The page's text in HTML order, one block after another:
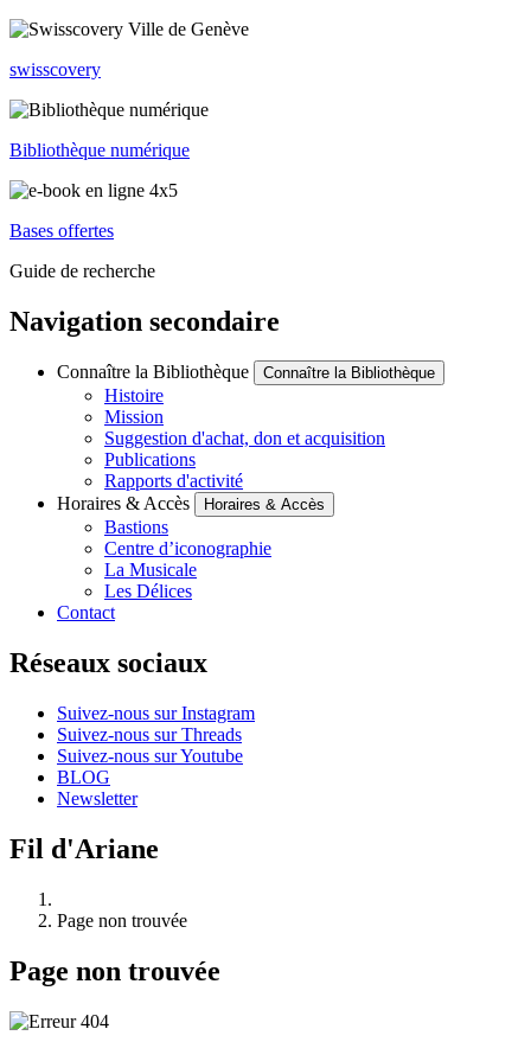
swisscovery
Bibliothèque numérique
Bases offertes
Guide de recherche
Navigation secondaire
Connaître la Bibliothèque Connaître la Bibliothèque
Histoire
Mission
Suggestion d'achat, don et acquisition
Publications
Rapports d'activité
Horaires & Accès
Horaires & Accès
Bastions
Centre d’iconographie
La Musicale
Les Délices
Contact
Réseaux sociaux
Suivez-nous sur Instagram
Suivez-nous sur Threads
Suivez-nous sur Youtube
BLOG
Newsletter
Fil d'Ariane
Page non trouvée
Page non trouvée